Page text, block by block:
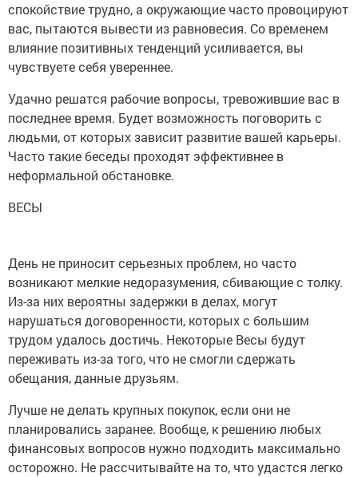
спокойствие трудно, а окружающие часто провоцируют
вас, пытаются вывести из равновесия. Со временем
влияние позитивных тенденций усиливается, вы
чувствуете себя увереннее.
Удачно решатся рабочие вопросы, тревожившие вас в
последнее время. Будет возможность поговорить с
людьми, от которых зависит развитие вашей карьеры.
Часто такие беседы проходят эффективнее в
неформальной обстановке.
ВЕСЫ
День не приносит серьезных проблем, но часто
возникают мелкие недоразумения, сбивающие с толку.
Из-за них вероятны задержки в делах, могут
нарушаться договоренности, которых с большим
трудом удалось достичь. Некоторые Весы будут
переживать из-за того, что не смогли сдержать
обещания, данные друзьям.
Лучше не делать крупных покупок, если они не
планировались заранее. Вообще, к решению любых
финансовых вопросов нужно подходить максимально
осторожно. Не рассчитывайте на то, что удастся легко